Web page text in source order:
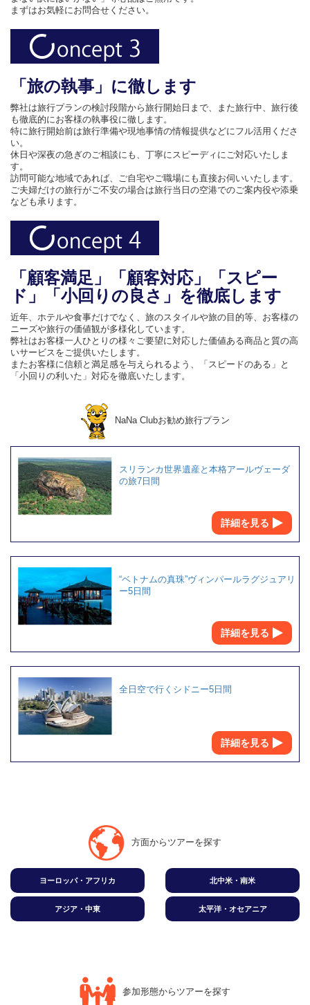
まずはお気軽にお問合せください。
「旅の執事」に徹します
弊社は旅行プランの検討段階から旅行開始日まで、また旅行中、旅行後
も徹底的にお客様の執事役に徹します。
特に旅行開始前は旅行準備や現地事情の情報提供などにフル活用くださ
い。
休日や深夜の急ぎのご相談にも、丁寧にスピーディにご対応いたしま
す。
訪問可能な地域であれば、ご自宅やご職場にも直接お伺いいたします。
ご夫婦だけの旅行がご不安の場合は旅行当日の空港でのご案内役や添乗
なども承ります。
「顧客満足」「顧客対応」「スピー
ド」「小回りの良さ」を徹底します
近年、ホテルや食事だけでなく、旅のスタイルや旅の目的等、お客様の
ニーズや旅行の価値観が多様化しています。
弊社はお客様一人ひとりの様々ご要望に対応した価値ある商品と質の高
いサービスをご提供いたします。
またお客様に信頼と満足感を与えられるよう、「スピードのある」と
「小回りの利いた」対応を徹底いたします。
NaNa Clubお勧め旅行プラン
スリランカ世界遺産と本格アールヴェーダ
の旅7日間
詳細を見る
“ベトナムの真珠”ヴィンパールラグジュアリ
ー5日間
詳細を見る
全日空で行くシドニー5日間
詳細を見る
方面からツアーを探す
ヨーロッパ・アフリカ 北中米・南米
アジア・中東 太平洋・オセアニア
参加形態からツアーを探す